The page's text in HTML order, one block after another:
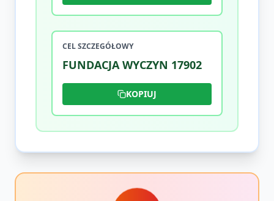
CEL SZCZEGÓŁOWY
FUNDACJA WYCZYN 17902
KOPIUJ